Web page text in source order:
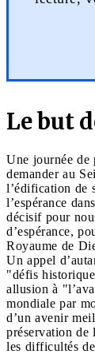
Le but
Une journée de
demander au
l’édification de
l’espérance
décisif pour
d’espérance,
Royaume de
Un appel
"défis
allusion à
mondiale par
d’un avenir
préservation de
les difficultés